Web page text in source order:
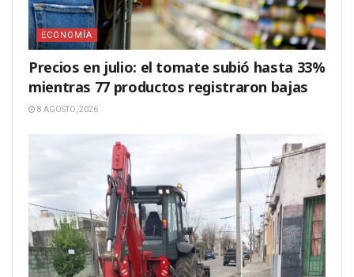
ECONOMÍA
Precios en julio: el tomate subió hasta 33%
mientras 77 productos registraron bajas
8 AGOSTO, 2026